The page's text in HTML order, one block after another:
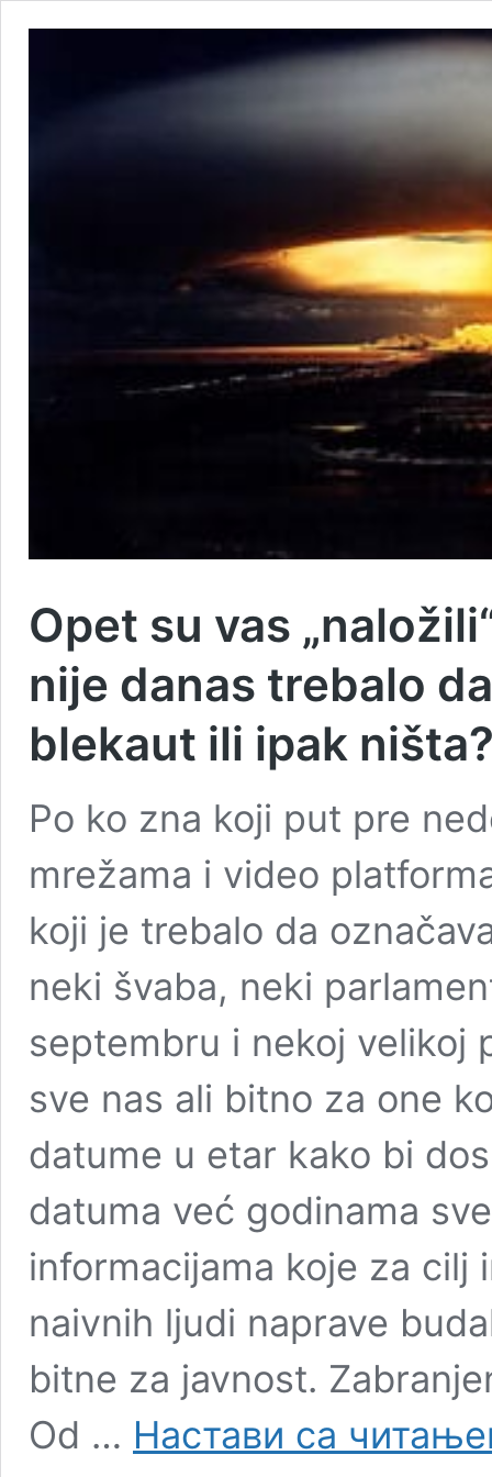
Opet su vas
nije danas trebalo
blekaut ili ipak
Po ko zna koji put pre
mrežama i video
koji je trebalo da
neki švaba, neki
septembru i nekoj velikoj
sve nas ali bitno za one
datume u etar kako bi
datuma već godinama
informacijama koje za cilj
naivnih ljudi naprave
bitne za javnost.
Od … Настави са